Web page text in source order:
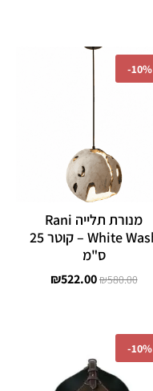
10%
-
מנורת תלייה Rani
White Wash – קוטר 25
ס"מ
₪580.00
המחיר
המקורי
היה:
₪580.00.
₪522.00
10%
-
היה:
₪859.00.